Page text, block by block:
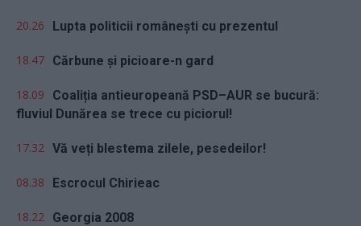
20.26 Lupta politicii românești cu prezentul
18.47 Cărbune și picioare-n gard
18.09
Coaliția antieuropeană PSD–AUR se bucură:
fluviul Dunărea se trece cu piciorul!
17.32 Vă veți blestema zilele, pesedeilor!
08.38 Escrocul Chirieac
18.22 Georgia 2008